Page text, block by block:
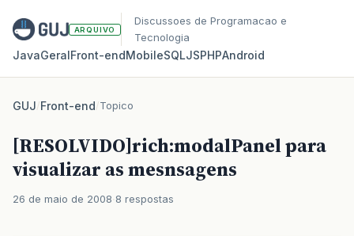
ARQUIVO
Discussoes de Programacao e
Tecnologia
JavaGeralFront‑endMobileSQLJSPHPAndroid
GUJ/Front-end/Topico
[RESOLVIDO]rich:modalPanel para
visualizar as mesnsagens
26 de maio de 2008 8 respostas